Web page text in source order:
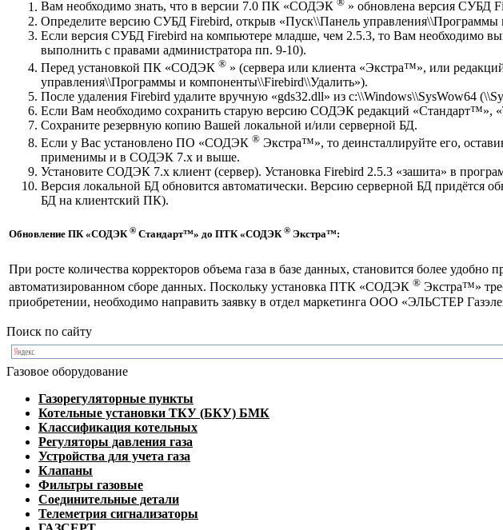
Вам необходимо знать, что в версии 7.0 ПК «СОДЭК
» обновлена версия СУБД
Определите версию СУБД Firebird, открыв «Пуск\\Панель управления\\Программы
Если версия СУБД Firebird на компьютере младше, чем 2.5.3, то Вам необходимо
выполнить с правами администратора пп. 9-10).
Перед установкой ПК «СОДЭК ® » (сервера или клиента «Экстра™», или
управления\\Программы и компоненты\\Firebird\\Удалить»).
После удаления Firebird удалите вручную «gds32.dll» из c:\\Windows\\SysWow64
Если Вам необходимо сохранить старую версию СОДЭК редакций «Стандарт™»,
Сохраните резервную копию Вашей локальной и/или серверной БД.
Если у Вас установлено ПО «СОДЭК ® Экстра™», то деинсталлируйте его,
применимы и в СОДЭК 7.x и выше.
Установите СОДЭК 7.x клиент (сервер). Установка Firebird 2.5.3 «зашита» в
Версия локальной БД обновится автоматически. Версию серверной БД придётся
БД на клиентский ПК).
Обновление ПК «СОДЭК® Стандарт™» до ПТК «СОДЭК® Экстра™:
При росте количества корректоров объема газа в базе данных, становится более
автоматизированном сборе данных. Поскольку установка ПТК «СОДЭК ® Экстра™»
приобретении, необходимо направить заявку в отдел маркетинга ООО «ЭЛЬСТЕР
Поиск по сайту
Газовое оборудование
Газорегуляторные пункты
Котельные установки ТКУ (БКУ) БМК
Классификация котельных
Регуляторы давления газа
Устройства для учета газа
Клапаны
Фильтры газовые
Соединительные детали
Телеметрия сигнализаторы